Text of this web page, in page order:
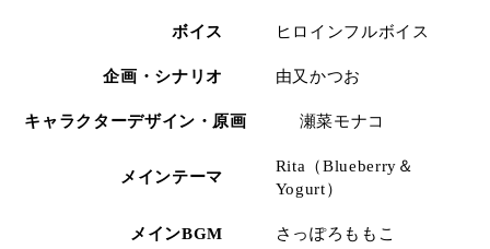
ボイス ヒロインフルボイス
企画・シナリオ 由又かつお
キャラクターデザイン・原画 瀬菜モナコ
メインテーマ
Rita（Blueberry＆
Yogurt）
メインBGM さっぽろももこ